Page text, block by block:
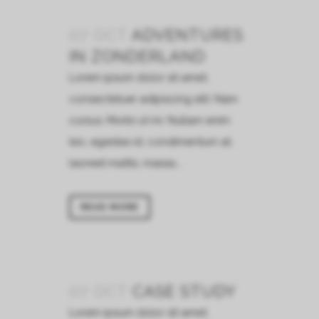
ADVENTURES
IN ZONDERLAND
Lorem ipsum dolor sit amet,
consectetuer adipiscing elit. Nam
cursus. Morbi ut mi. Nullam enim
leo, egestas id, condimentum at,
laoreet mattis, massa....
CASE STUDY
Lorem ipsum dolor sit amet,